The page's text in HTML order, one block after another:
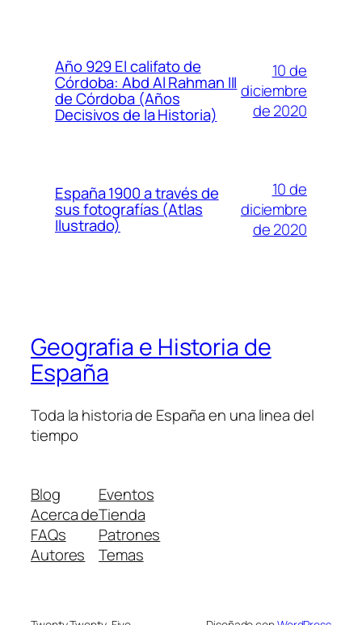
Año 929 El califato de
Córdoba: Abd Al Rahman III
de Córdoba (Años
Decisivos de la Historia)
10 de
diciembre
de 2020
España 1900 a través de
sus fotografías (Atlas
Ilustrado)
10 de
diciembre
de 2020
Geografia e Historia de
España
Toda la historia de España en una linea del
tiempo
Blog
Acerca de
FAQs
Autores
Eventos
Tienda
Patrones
Temas